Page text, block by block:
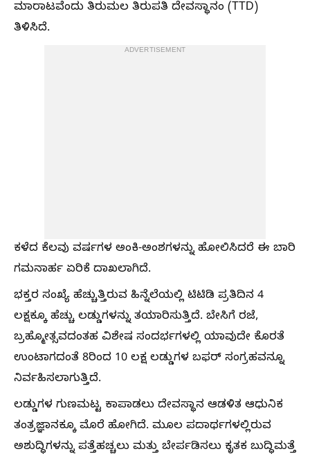
ಮಾರಾಟವೆಂದು ತಿರುಮಲ ತಿರುಪತಿ ದೇವಸ್ಥಾನಂ (TTD)
ತಿಳಿಸಿದೆ.
ADVERTISEMENT
ಕಳೆದ ಕೆಲವು ವರ್ಷಗಳ ಅಂಕಿ-ಅಂಶಗಳನ್ನು ಹೋಲಿಸಿದರೆ ಈ ಬಾರಿ
ಗಮನಾರ್ಹ ಏರಿಕೆ ದಾಖಲಾಗಿದೆ.
ಭಕ್ತರ ಸಂಖ್ಯೆ ಹೆಚ್ಚುತ್ತಿರುವ ಹಿನ್ನೆಲೆಯಲ್ಲಿ ಟಿಟಿಡಿ ಪ್ರತಿದಿನ 4
ಲಕ್ಷಕ್ಕೂ ಹೆಚ್ಚು ಲಡ್ಡುಗಳನ್ನು ತಯಾರಿಸುತ್ತಿದೆ. ಬೇಸಿಗೆ ರಜೆ,
ಬ್ರಹ್ಮೋತ್ಸವದಂತಹ ವಿಶೇಷ ಸಂದರ್ಭಗಳಲ್ಲಿ ಯಾವುದೇ ಕೊರತೆ
ಉಂಟಾಗದಂತೆ 8ರಿಂದ 10 ಲಕ್ಷ ಲಡ್ಡುಗಳ ಬಫರ್ ಸಂಗ್ರಹವನ್ನೂ
ನಿರ್ವಹಿಸಲಾಗುತ್ತಿದೆ.
ಲಡ್ಡುಗಳ ಗುಣಮಟ್ಟ ಕಾಪಾಡಲು ದೇವಸ್ಥಾನ ಆಡಳಿತ ಆಧುನಿಕ
ತಂತ್ರಜ್ಞಾನಕ್ಕೂ ಮೊರೆ ಹೋಗಿದೆ. ಮೂಲ ಪದಾರ್ಥಗಳಲ್ಲಿರುವ
ಅಶುದ್ಧಿಗಳನ್ನು ಪತ್ತೆಹಚ್ಚಲು ಮತ್ತು ಬೇರ್ಪಡಿಸಲು ಕೃತಕ ಬುದ್ಧಿಮತ್ತೆ